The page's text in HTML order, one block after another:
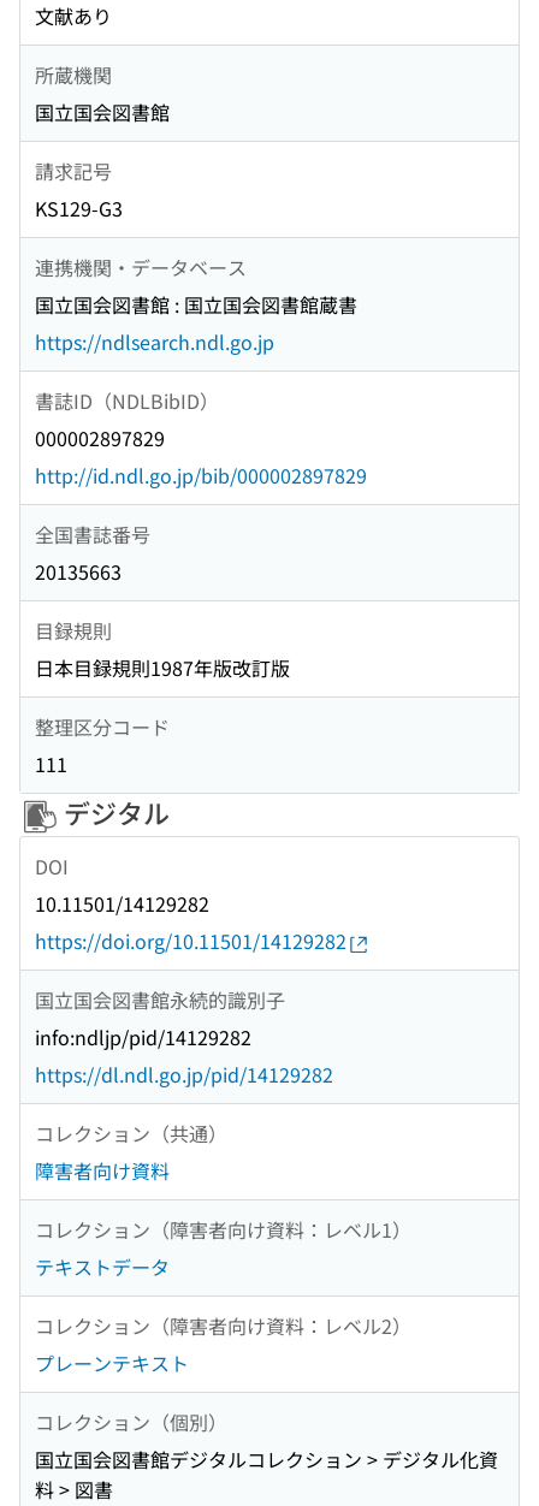
文献あり
所蔵機関
国立国会図書館
請求記号
KS129-G3
連携機関・データベース
国立国会図書館 : 国立国会図書館蔵書
https://ndlsearch.ndl.go.jp
書誌ID（NDLBibID）
000002897829
http://id.ndl.go.jp/bib/000002897829
全国書誌番号
20135663
目録規則
日本目録規則1987年版改訂版
整理区分コード
111
デジタル
DOI
10.11501/14129282
https://doi.org/10.11501/14129282
国立国会図書館永続的識別子
info:ndljp/pid/14129282
https://dl.ndl.go.jp/pid/14129282
コレクション（共通）
障害者向け資料
コレクション（障害者向け資料：レベル1）
テキストデータ
コレクション（障害者向け資料：レベル2）
プレーンテキスト
コレクション（個別）
国立国会図書館デジタルコレクション > デジタル化資
料 > 図書